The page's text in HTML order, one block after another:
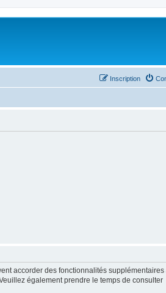
Inscription
accorder des fonctionnalités supplémentaires
également prendre le temps de consulter